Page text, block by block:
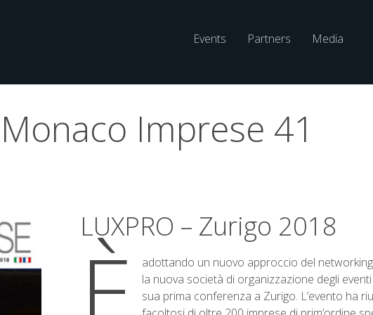
Events Partners Media
Monaco Imprese 41
LUXPRO – Zurigo 2018
adottando un nuovo approccio del
la nuova società di organizzazione degli
sua prima conferenza a Zurigo. L’evento ha